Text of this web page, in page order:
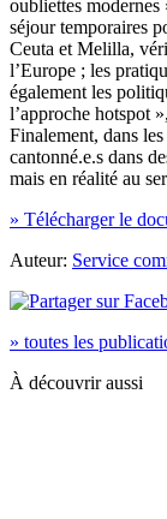
oubliettes modernes
séjour temporaires
Ceuta et Melilla,
l’Europe ; les
également les
l’approche hotspot
Finalement, dans
cantonné.e.s dans
mais en réalité au
» Télécharger le
Auteur: Service
» toutes les
À découvrir aussi